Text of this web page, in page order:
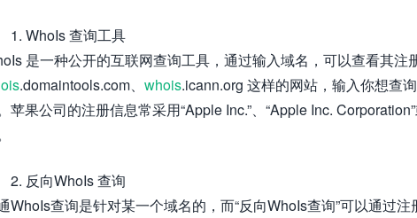
1. WhoIs 查询工具
是一种公开的互联网查询工具，通过输入域名，可以查看其
.domaintools.com、 whois.icann.org 这样的网站，输入你想查
苹果公司的注册信息常采用“Apple Inc.”、“Apple Inc.
2. 反向WhoIs 查询
WhoIs查询是针对某一个域名的，而“反向WhoIs查询”可以通过